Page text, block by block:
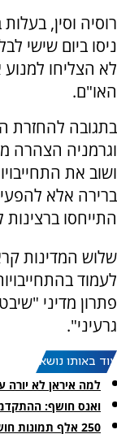
רוסיה וסין,
ניסו ביום שישי
לא הצליחו
האו"ם.
בתגובה להחזרת
וגרמניה הצהרה
ושוב את
ברירה אלא
התייחסו
שלוש המדינות
לעמוד
פתרון מדיני
גרעיני".
עוד באותו נושא:
למה איראן לא יורה
ואנס חושף:
250 אלף תמונות חושפות את הנזק באיראן